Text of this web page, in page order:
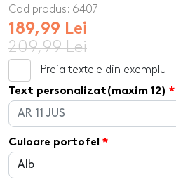
Cod produs: 6407
189,99 Lei
209,99 Lei
Preia textele din exemplu
Text personalizat(maxim 12)
Culoare portofel